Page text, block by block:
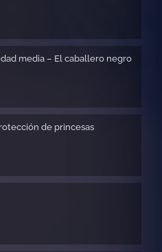
media – El caballero negro
de princesas